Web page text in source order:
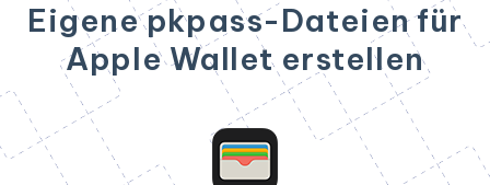
Eigene pkpass-Dateien für
Apple Wallet erstellen